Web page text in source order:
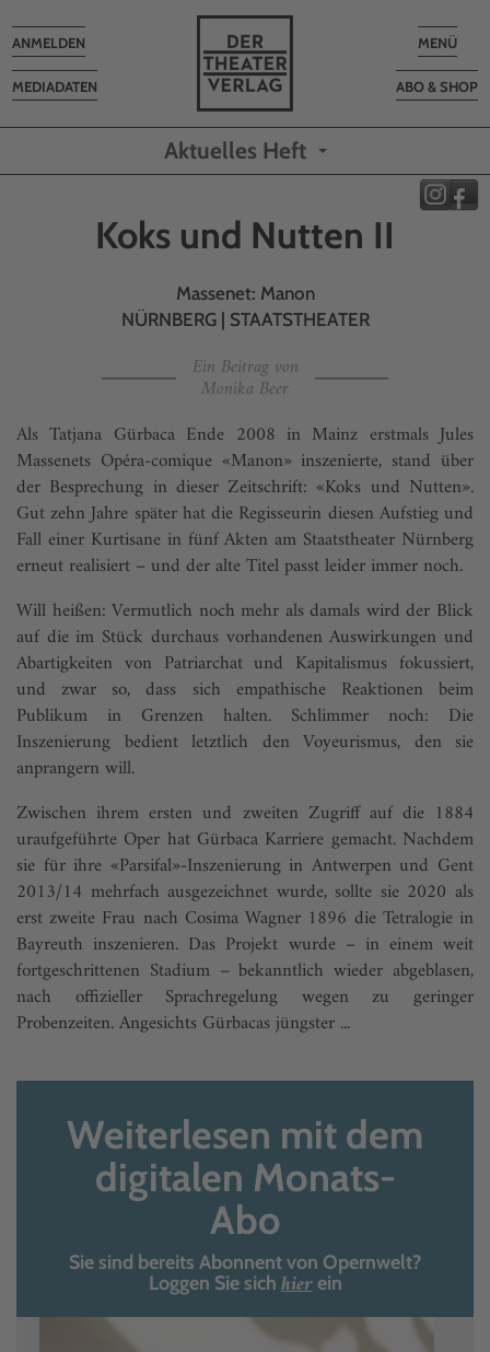
Toggle
MENÜ
ABO & SHOP
MEDIADATEN
Toggle
navigation
ANMELDEN
Aktuelles Heft
Koks und Nutten II
Massenet: Manon
NÜRNBERG | STAATSTHEATER
Ein Beitrag von
Monika Beer
Als Tatjana Gürbaca Ende 2008 in Mainz erstmals Jules
Massenets Opéra-comique «Manon» inszenierte, stand über
der Besprechung in dieser Zeitschrift: «Koks und Nutten».
Gut zehn Jahre später hat die Regisseurin diesen Aufstieg und
Fall einer Kurtisane in fünf Akten am Staatstheater Nürnberg
erneut realisiert – und der alte Titel passt leider immer noch.
Will heißen: Vermutlich noch mehr als damals wird der Blick
auf die im Stück durchaus vorhandenen Auswirkungen und
Abartigkeiten von Patriarchat und Kapitalismus fokussiert,
und zwar so, dass sich empathische Reaktionen beim
Publikum in Grenzen halten. Schlimmer noch: Die
Inszenierung bedient letztlich den Voyeurismus, den sie
anprangern will.
Zwischen ihrem ersten und zweiten Zugriff auf die 1884
uraufgeführte Oper hat Gürbaca Karriere gemacht. Nachdem
sie für ihre «Parsifal»-Inszenierung in Antwerpen und Gent
2013/14 mehrfach ausgezeichnet wurde, sollte sie 2020 als
erst zweite Frau nach Cosima Wagner 1896 die Tetralogie in
Bayreuth inszenieren. Das Projekt wurde – in einem weit
fortgeschrittenen Stadium – bekanntlich wieder abgeblasen,
nach offizieller Sprachregelung wegen zu geringer
Probenzeiten. Angesichts Gürbacas jüngster ...
Weiterlesen mit dem
digitalen Monats-
Abo
Sie sind bereits Abonnent von Opernwelt?
Loggen Sie sich hierein